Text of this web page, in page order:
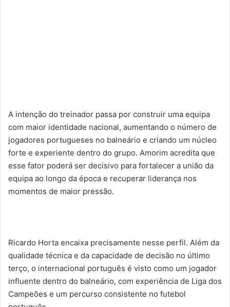
A intenção do treinador passa por construir uma equipa
com maior identidade nacional, aumentando o número de
jogadores portugueses no balneário e criando um núcleo
forte e experiente dentro do grupo. Amorim acredita que
esse fator poderá ser decisivo para fortalecer a união da
equipa ao longo da época e recuperar liderança nos
momentos de maior pressão.
Ricardo Horta encaixa precisamente nesse perfil. Além da
qualidade técnica e da capacidade de decisão no último
terço, o internacional português é visto como um jogador
influente dentro do balneário, com experiência de Liga dos
Campeões e um percurso consistente no futebol